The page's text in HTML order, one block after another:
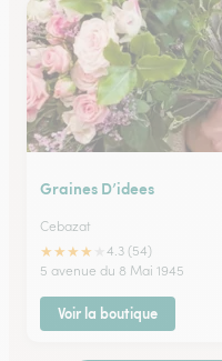
Graines D’idees
Cebazat
★★★★
4.3 (54)
5 avenue du 8 Mai 1945
Voir la boutique